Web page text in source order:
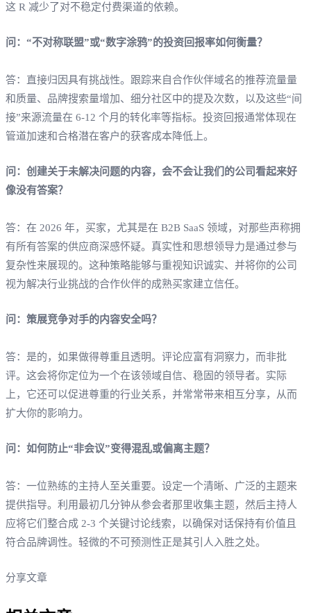
这 R 减少了对不稳定付费渠道的依赖。
问：“不对称联盟”或“数字涂鸦”的投资回报率如何衡量？
答：直接归因具有挑战性。跟踪来自合作伙伴域名的推荐流量量
和质量、品牌搜索量增加、细分社区中的提及次数，以及这些“间
接”来源流量在 6-12 个月的转化率等指标。投资回报通常体现在
管道加速和合格潜在客户的获客成本降低上。
问：创建关于未解决问题的内容，会不会让我们的公司看起来好
像没有答案？
答：在 2026 年，买家，尤其是在 B2B SaaS 领域，对那些声称拥
有所有答案的供应商深感怀疑。真实性和思想领导力是通过参与
复杂性来展现的。这种策略能够与重视知识诚实、并将你的公司
视为解决行业挑战的合作伙伴的成熟买家建立信任。
问：策展竞争对手的内容安全吗？
答：是的，如果做得尊重且透明。评论应富有洞察力，而非批
评。这会将你定位为一个在该领域自信、稳固的领导者。实际
上，它还可以促进尊重的行业关系，并常常带来相互分享，从而
扩大你的影响力。
问：如何防止“非会议”变得混乱或偏离主题？
答：一位熟练的主持人至关重要。设定一个清晰、广泛的主题来
提供指导。利用最初几分钟从参会者那里收集主题，然后主持人
应将它们整合成 2-3 个关键讨论线索，以确保对话保持有价值且
符合品牌调性。轻微的不可预测性正是其引人入胜之处。
分享文章